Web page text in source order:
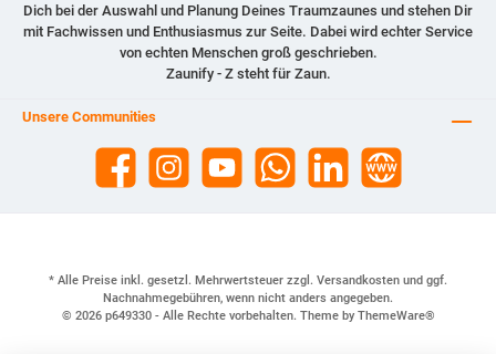
Dich bei der Auswahl und Planung Deines Traumzaunes und stehen Dir
mit Fachwissen und Enthusiasmus zur Seite. Dabei wird echter Service
von echten Menschen groß geschrieben.
Zaunify - Z steht für Zaun.
Unsere Communities
* Alle Preise inkl. gesetzl. Mehrwertsteuer zzgl. Versandkosten und ggf.
Nachnahmegebühren, wenn nicht anders angegeben.
© 2026 p649330 - Alle Rechte vorbehalten. Theme by ThemeWare®